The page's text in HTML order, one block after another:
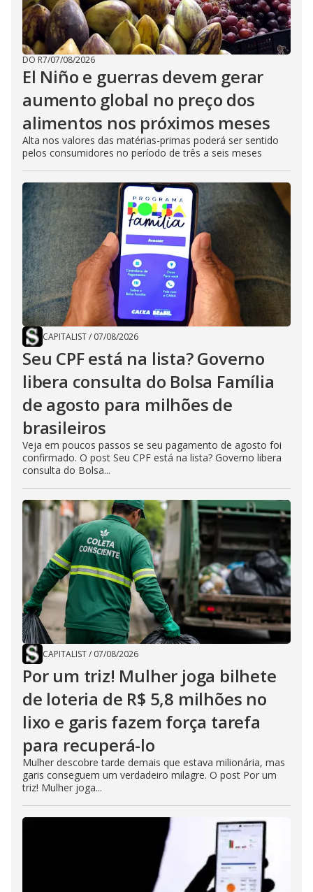
DO R7/07/08/2026
El Niño e guerras devem gerar
aumento global no preço dos
alimentos nos próximos meses
Alta nos valores das matérias-primas poderá ser sentido
pelos consumidores no período de três a seis meses
CAPITALIST/ 07/08/2026
Seu CPF está na lista? Governo
libera consulta do Bolsa Família
de agosto para milhões de
brasileiros
Veja em poucos passos se seu pagamento de agosto foi
confirmado. O post Seu CPF está na lista? Governo libera
consulta do Bolsa...
CAPITALIST/ 07/08/2026
Por um triz! Mulher joga bilhete
de loteria de R$ 5,8 milhões no
lixo e garis fazem força tarefa
para recuperá-lo
Mulher descobre tarde demais que estava milionária, mas
garis conseguem um verdadeiro milagre. O post Por um
triz! Mulher joga...